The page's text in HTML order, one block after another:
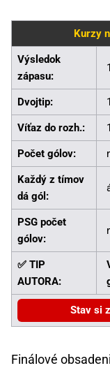
Kurzy
Výsledok
zápasu:
Dvojtip:
Víťaz do rozh.:
Počet gólov:
Každý z tímov
dá gól:
PSG počet
gólov:
✅ TIP
AUTORA:
Stav si
Finálové